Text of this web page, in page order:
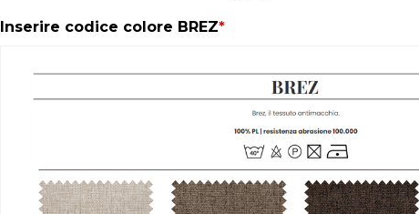
Inserire codice colore BREZ*